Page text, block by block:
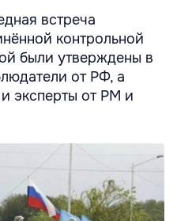
встреча
контрольной
были утверждены в
от РФ, а
эксперты от РМ и